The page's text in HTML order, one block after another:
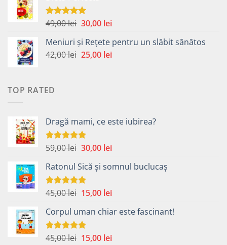
fost:
49,00 lei.
Evaluat la
49,00lei Prețul
a
fost:
30,00 leiPrețul
este:
30,00 lei.
Meniuri și Rețete pentru un slăbit sănătos
42,00lei Prețul
25,00 leiPrețul
TOP RATED
Dragă mami, ce este iubirea?
Evaluat la
59,00lei Prețul
a
fost:
59,00 lei.
30,00 leiPrețul
este:
Ratonul Sică și somnul buclucaș
Evaluat la
45,00lei Prețul
a
fost:
45,00 lei.
15,00 leiPrețul
este:
Corpul uman chiar este fascinant!
Evaluat la
45,00lei Prețul
15,00 leiPrețul